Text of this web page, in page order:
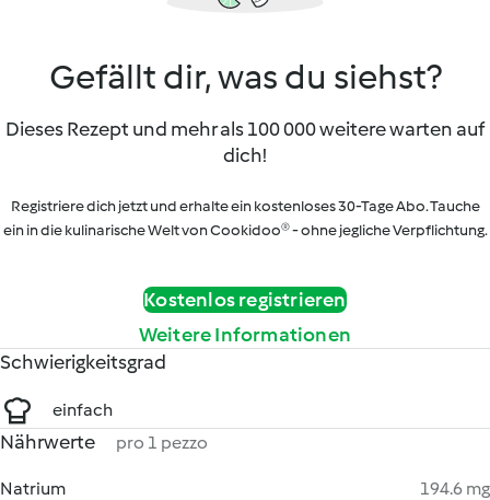
Gefällt dir, was du siehst?
Dieses Rezept und mehr als 100 000 weitere warten auf
dich!
Registriere dich jetzt und erhalte ein kostenloses 30-Tage Abo. Tauche
ein in die kulinarische Welt von Cookidoo® - ohne jegliche Verpflichtung.
Kostenlos registrieren
Weitere Informationen
Schwierigkeitsgrad
einfach
Nährwerte pro 1 pezzo
Natrium
194.6 mg